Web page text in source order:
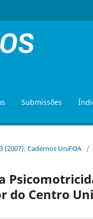
Submissões
(2007): Cadernos UniFOA /
do Centro